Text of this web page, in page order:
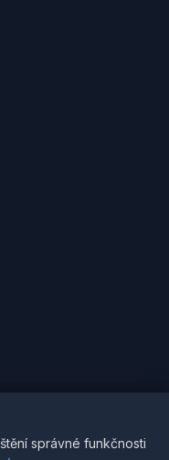
údajůCookies
správné funkčnosti